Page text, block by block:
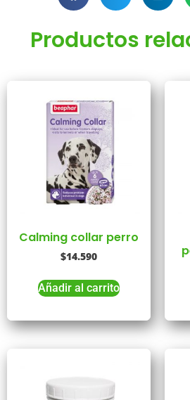
Productos
Calming collar perro
$14.590
Añadir al carrito